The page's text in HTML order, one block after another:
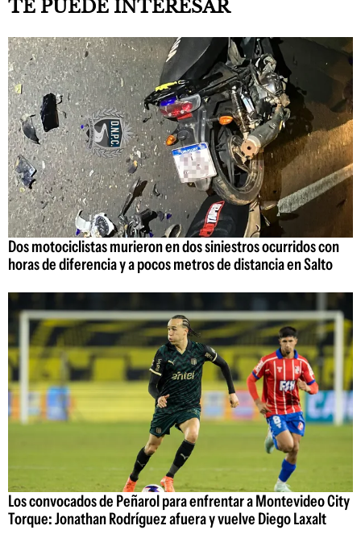
TE PUEDE INTERESAR
Dos motociclistas murieron en dos siniestros ocurridos con
horas de diferencia y a pocos metros de distancia en Salto
Los convocados de Peñarol para enfrentar a Montevideo City
Torque: Jonathan Rodríguez afuera y vuelve Diego Laxalt